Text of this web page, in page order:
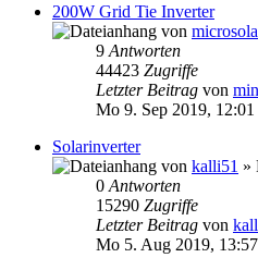
200W Grid Tie Inverter
von
9 Antworten
44423 Zugriffe
Letzter Beitrag von
Mo 9. Sep 2019, 12:01
Solarinverter
von kalli51 »
0 Antworten
15290 Zugriffe
Letzter Beitrag von
Mo 5. Aug 2019, 13:57